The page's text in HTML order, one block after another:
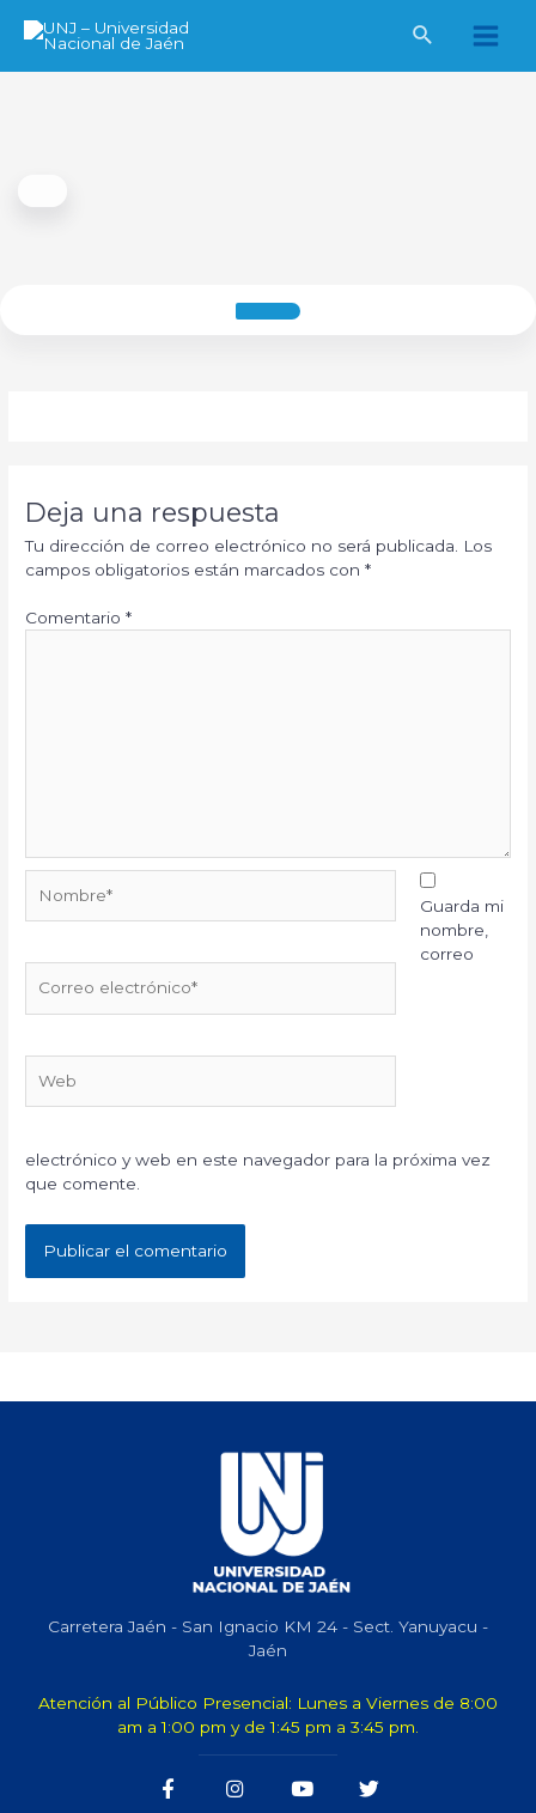
Main
Deja una respuesta
Tu dirección de correo electrónico no será publicada.
Los
campos obligatorios están marcados con*
Comentario*
electrónico*
Guarda mi
nombre,
correo
electrónico y web en este navegador para la próxima vez
que comente.
Carretera Jaén - San Ignacio KM 24 - Sect. Yanuyacu -
Jaén
Atención al Público Presencial: Lunes a Viernes de 8:00
am a 1:00 pm y de 1:45 pm a 3:45 pm.